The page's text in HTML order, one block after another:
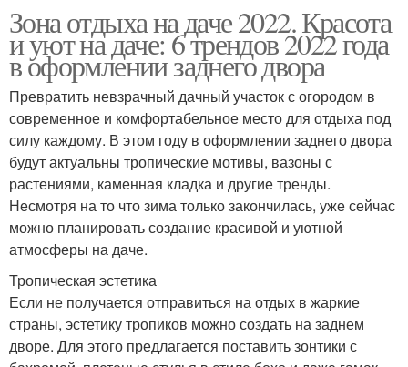
Зона отдыха на даче 2022. Красота
и уют на даче: 6 трендов 2022 года
в оформлении заднего двора
Превратить невзрачный дачный участок с огородом в
современное и комфортабельное место для отдыха под
силу каждому. В этом году в оформлении заднего двора
будут актуальны тропические мотивы, вазоны с
растениями, каменная кладка и другие тренды.
Несмотря на то что зима только закончилась, уже сейчас
можно планировать создание красивой и уютной
атмосферы на даче.
Тропическая эстетика
Если не получается отправиться на отдых в жаркие
страны, эстетику тропиков можно создать на заднем
дворе. Для этого предлагается поставить зонтики с